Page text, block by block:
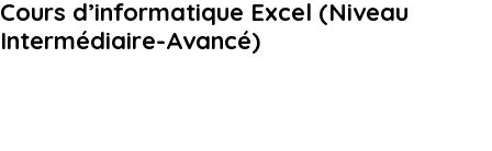
COMMUNICATION@CFIQ.CA
Cours d’informatique Excel (Niveau
Intermédiaire-Avancé)